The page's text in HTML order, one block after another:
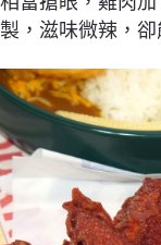
製，滋味微辣，